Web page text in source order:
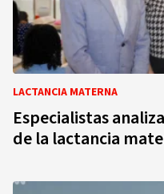
LACTANCIA MATERNA
Especialistas
de la lactancia